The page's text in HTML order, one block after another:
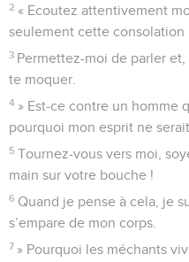
2 « Ecoutez attentivement
seulement cette consolation
3 Permettez-moi de parler
te moquer.
4 » Est-ce contre un homme
pourquoi mon esprit ne
5 Tournez-vous vers moi,
main sur votre bouche !
6 Quand je pense à cela, je
s’empare de mon corps.
7 » Pourquoi les méchants